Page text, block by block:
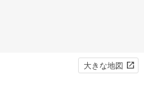
大きな地図